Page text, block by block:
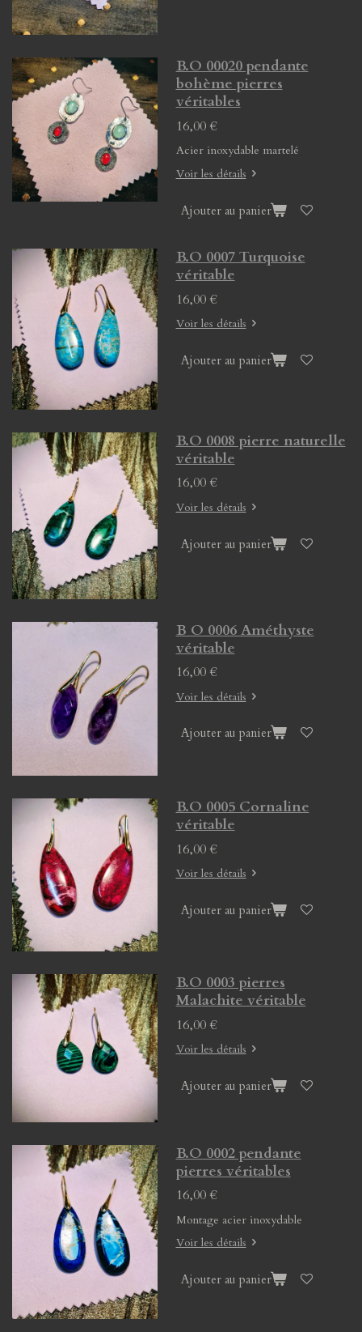
B.O 00020 pendante
bohème pierres
véritables
16,00 €
Acier inoxydable martelé
Voir les détails
Ajouter au panier
B.O 0007 Turquoise
véritable
16,00 €
Voir les détails
Ajouter au panier
B.O 0008 pierre naturelle
véritable
16,00 €
Voir les détails
Ajouter au panier
B O 0006 Améthyste
véritable
16,00 €
Voir les détails
Ajouter au panier
B.O 0005 Cornaline
véritable
16,00 €
Voir les détails
Ajouter au panier
B.O 0003 pierres
Malachite véritable
16,00 €
Voir les détails
Ajouter au panier
B.O 0002 pendante
pierres véritables
16,00 €
Montage acier inoxydable
Voir les détails
Ajouter au panier